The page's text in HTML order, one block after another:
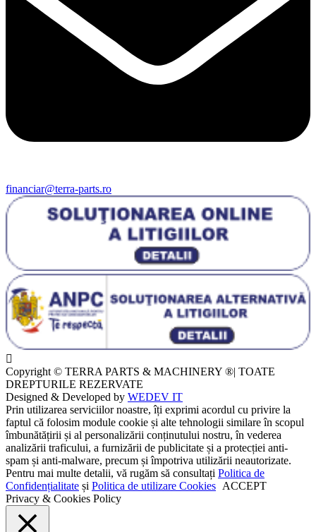
financiar@terra-parts.ro
Copyright © TERRA PARTS & MACHINERY ®| TOATE
DREPTURILE REZERVATE
Designed & Developed by WEDEV IT
Prin utilizarea serviciilor noastre, îți exprimi acordul cu privire la
faptul că folosim module cookie și alte tehnologii similare în scopul
îmbunătățirii și al personalizării conținutului nostru, în vederea
analizării traficului, a furnizării de publicitate și a protecției anti-
spam și anti-malware, precum și împotriva utilizării neautorizate.
Pentru mai multe detalii, vă rugăm să consultați Politica de
Confidențialitate și Politica de utilizare Cookies ACCEPT
Privacy & Cookies Policy